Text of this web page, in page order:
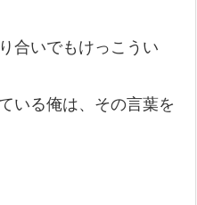
合いでもけっこうい
いる俺は、その言葉を